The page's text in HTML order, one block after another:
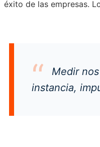
éxito de las empresas.
Medir
instancia,